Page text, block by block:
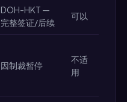
DOH-HKT —
完整签证/后续
可以
因制裁暂停
不适
用